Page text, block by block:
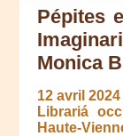
Pépites
Monica
12 avril
Librariá
Haute-